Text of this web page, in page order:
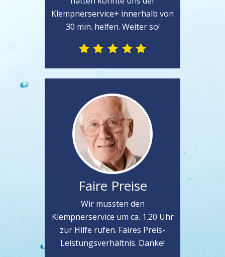
Klempnerservice+ innerhalb von
30 min. helfen. Weiter so!
Faire Preise
Wir mussten den
Klempnerservice um ca. 1.20 Uhr
zur Hilfe rufen. Faires Preis-
Leistungsverhältnis. Danke!